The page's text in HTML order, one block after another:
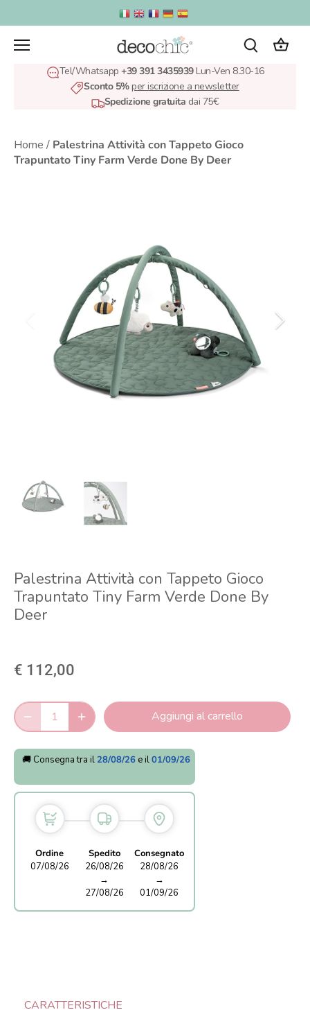
al
contenuto
Tel/Whatsapp +39 391 3435939Lun-Ven 8.30-16
Sconto 5%per iscrizione a newsletter
Spedizione gratuita dai 75€
Home / Palestrina Attività con Tappeto Gioco
Trapuntato Tiny Farm Verde Done By Deer
Palestrina Attività con Tappeto Gioco
Trapuntato Tiny Farm Verde Done By
Deer
€ 112,00
Aggiungi al carrello
🚚 Consegna tra il 28/08/26 e il01/09/26
Ordine
07/08/26
Spedito
26/08/26
→
27/08/26
Consegnato
28/08/26
→
01/09/26
CARATTERISTICHE